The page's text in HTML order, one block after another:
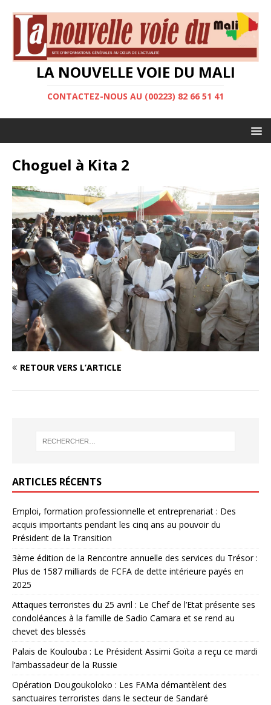
LA NOUVELLE VOIE DU MALI
CONTACTEZ-NOUS AU (00223) 82 66 51 41
Choguel à Kita 2
RETOUR VERS L’ARTICLE
ARTICLES RÉCENTS
Emploi, formation professionnelle et entreprenariat : Des
acquis importants pendant les cinq ans au pouvoir du
Président de la Transition
3ème édition de la Rencontre annuelle des services du Trésor :
Plus de 1587 milliards de FCFA de dette intérieure payés en
2025
Attaques terroristes du 25 avril : Le Chef de l’Etat présente ses
condoléances à la famille de Sadio Camara et se rend au
chevet des blessés
Palais de Koulouba : Le Président Assimi Goïta a reçu ce mardi
l’ambassadeur de la Russie
Opération Dougoukoloko : Les FAMa démantèlent des
sanctuaires terroristes dans le secteur de Sandaré